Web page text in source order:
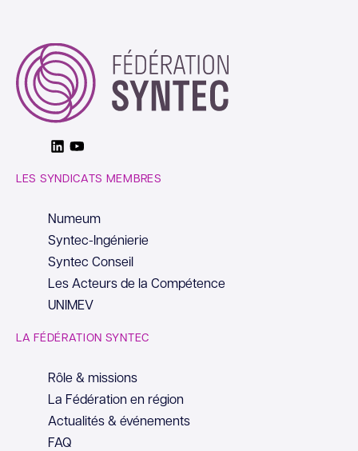
LinkedinYoutube
LES SYNDICATS MEMBRES
Numeum
Syntec-Ingénierie
Syntec Conseil
Les Acteurs de la Compétence
UNIMEV
LA FÉDÉRATION SYNTEC
Rôle & missions
La Fédération en région
Actualités & événements
FAQ